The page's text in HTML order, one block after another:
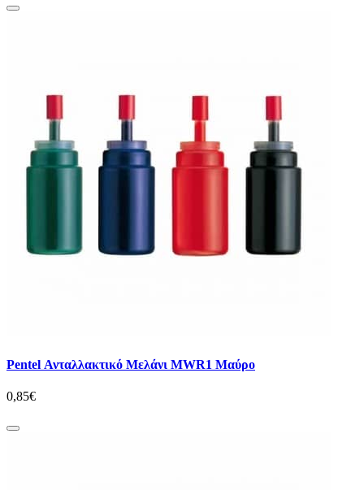
Pentel Ανταλλακτικό Μελάνι MWR1 Μαύρο
0,85€